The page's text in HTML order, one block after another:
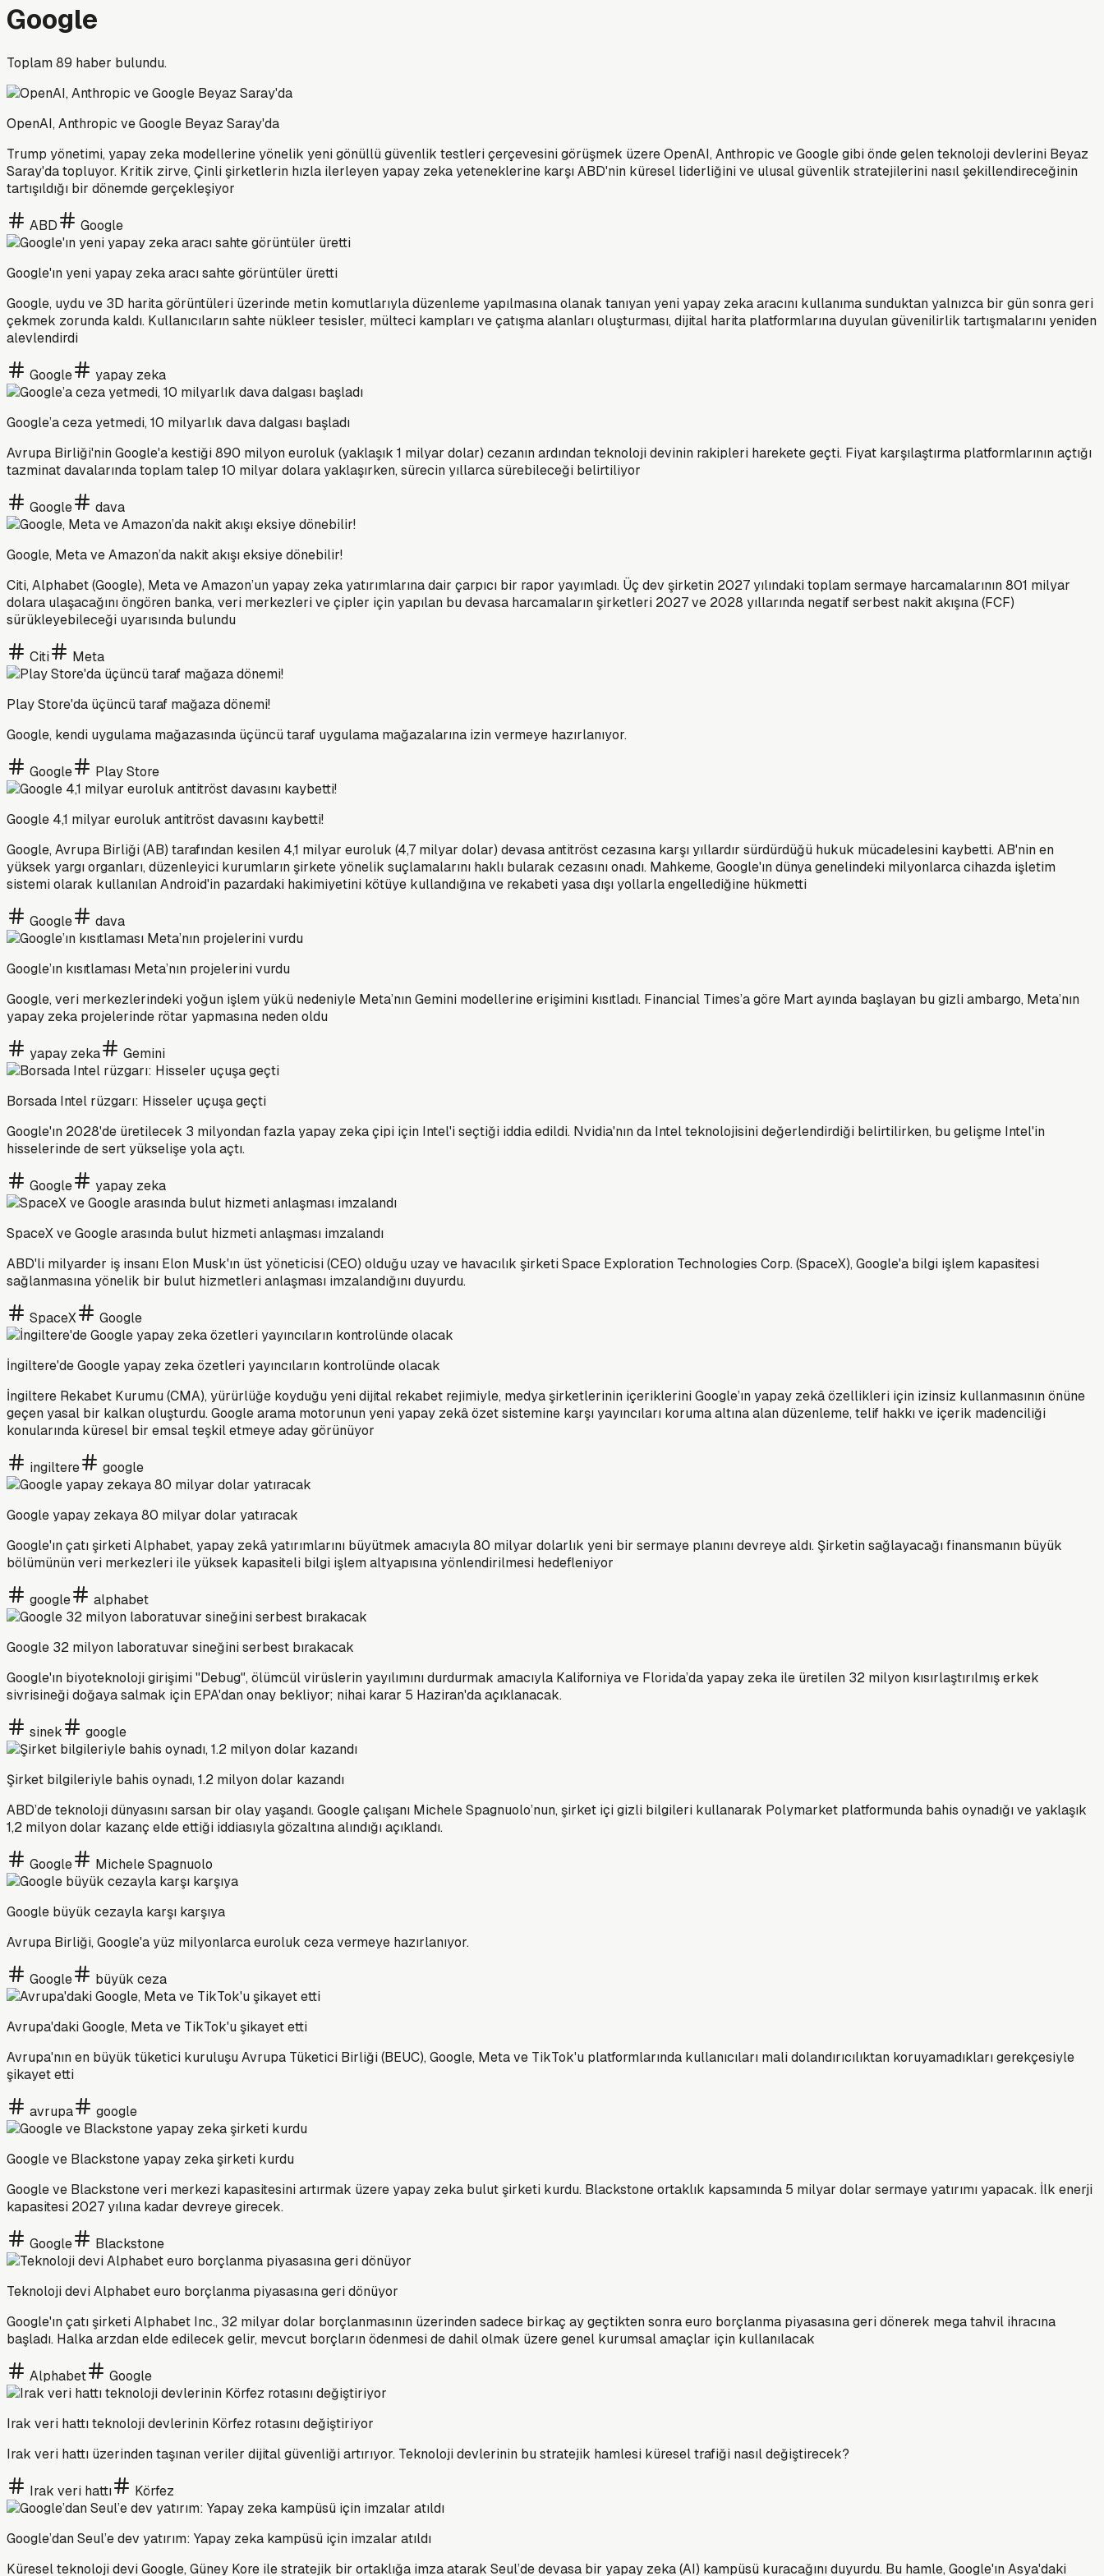
Google
Toplam89 haber bulundu.
OpenAI, Anthropic ve Google Beyaz Saray'da
Trump yönetimi, yapay zeka modellerine yönelik yeni gönüllü güvenlik testleri çerçevesini görüşmek üzere OpenAI, Anthropic ve Google gibi önde gelen teknoloji devlerini Beyaz
Saray'da topluyor. Kritik zirve, Çinli şirketlerin hızla ilerleyen yapay zeka yeteneklerine karşı ABD'nin küresel liderliğini ve ulusal güvenlik stratejilerini nasıl şekillendireceğinin
tartışıldığı bir dönemde gerçekleşiyor
ABD Google
Google'ın yeni yapay zeka aracı sahte görüntüler üretti
Google, uydu ve 3D harita görüntüleri üzerinde metin komutlarıyla düzenleme yapılmasına olanak tanıyan yeni yapay zeka aracını kullanıma sunduktan yalnızca bir gün sonra geri
çekmek zorunda kaldı. Kullanıcıların sahte nükleer tesisler, mülteci kampları ve çatışma alanları oluşturması, dijital harita platformlarına duyulan güvenilirlik tartışmalarını yeniden
alevlendirdi
Google yapay zeka
Google’a ceza yetmedi, 10 milyarlık dava dalgası başladı
Avrupa Birliği'nin Google'a kestiği 890 milyon euroluk (yaklaşık 1 milyar dolar) cezanın ardından teknoloji devinin rakipleri harekete geçti. Fiyat karşılaştırma platformlarının açtığı
tazminat davalarında toplam talep 10 milyar dolara yaklaşırken, sürecin yıllarca sürebileceği belirtiliyor
Google dava
Google, Meta ve Amazon’da nakit akışı eksiye dönebilir!
Citi, Alphabet (Google), Meta ve Amazon’un yapay zeka yatırımlarına dair çarpıcı bir rapor yayımladı. Üç dev şirketin 2027 yılındaki toplam sermaye harcamalarının 801 milyar
dolara ulaşacağını öngören banka, veri merkezleri ve çipler için yapılan bu devasa harcamaların şirketleri 2027 ve 2028 yıllarında negatif serbest nakit akışına (FCF)
sürükleyebileceği uyarısında bulundu
Citi Meta
Play Store'da üçüncü taraf mağaza dönemi!
Google, kendi uygulama mağazasında üçüncü taraf uygulama mağazalarına izin vermeye hazırlanıyor.
Google Play Store
Google 4,1 milyar euroluk antitröst davasını kaybetti!
Google, Avrupa Birliği (AB) tarafından kesilen 4,1 milyar euroluk (4,7 milyar dolar) devasa antitröst cezasına karşı yıllardır sürdürdüğü hukuk mücadelesini kaybetti. AB'nin en
yüksek yargı organları, düzenleyici kurumların şirkete yönelik suçlamalarını haklı bularak cezasını onadı. Mahkeme, Google'ın dünya genelindeki milyonlarca cihazda işletim
sistemi olarak kullanılan Android'in pazardaki hakimiyetini kötüye kullandığına ve rekabeti yasa dışı yollarla engellediğine hükmetti
Google dava
Google’ın kısıtlaması Meta’nın projelerini vurdu
Google, veri merkezlerindeki yoğun işlem yükü nedeniyle Meta’nın Gemini modellerine erişimini kısıtladı. Financial Times’a göre Mart ayında başlayan bu gizli ambargo, Meta’nın
yapay zeka projelerinde rötar yapmasına neden oldu
yapay zeka Gemini
Borsada Intel rüzgarı: Hisseler uçuşa geçti
Google'ın 2028'de üretilecek 3 milyondan fazla yapay zeka çipi için Intel'i seçtiği iddia edildi. Nvidia'nın da Intel teknolojisini değerlendirdiği belirtilirken, bu gelişme Intel'in
hisselerinde de sert yükselişe yola açtı.
Google yapay zeka
SpaceX ve Google arasında bulut hizmeti anlaşması imzalandı
ABD'li milyarder iş insanı Elon Musk'ın üst yöneticisi (CEO) olduğu uzay ve havacılık şirketi Space Exploration Technologies Corp. (SpaceX), Google'a bilgi işlem kapasitesi
sağlanmasına yönelik bir bulut hizmetleri anlaşması imzalandığını duyurdu.
SpaceX Google
İngiltere'de Google yapay zeka özetleri yayıncıların kontrolünde olacak
İngiltere Rekabet Kurumu (CMA), yürürlüğe koyduğu yeni dijital rekabet rejimiyle, medya şirketlerinin içeriklerini Google’ın yapay zekâ özellikleri için izinsiz kullanmasının önüne
geçen yasal bir kalkan oluşturdu. Google arama motorunun yeni yapay zekâ özet sistemine karşı yayıncıları koruma altına alan düzenleme, telif hakkı ve içerik madenciliği
konularında küresel bir emsal teşkil etmeye aday görünüyor
ingiltere google
Google yapay zekaya 80 milyar dolar yatıracak
Google'ın çatı şirketi Alphabet, yapay zekâ yatırımlarını büyütmek amacıyla 80 milyar dolarlık yeni bir sermaye planını devreye aldı. Şirketin sağlayacağı finansmanın büyük
bölümünün veri merkezleri ile yüksek kapasiteli bilgi işlem altyapısına yönlendirilmesi hedefleniyor
google alphabet
Google 32 milyon laboratuvar sineğini serbest bırakacak
Google'ın biyoteknoloji girişimi "Debug", ölümcül virüslerin yayılımını durdurmak amacıyla Kaliforniya ve Florida’da yapay zeka ile üretilen 32 milyon kısırlaştırılmış erkek
sivrisineği doğaya salmak için EPA'dan onay bekliyor; nihai karar 5 Haziran'da açıklanacak.
sinek google
Şirket bilgileriyle bahis oynadı, 1.2 milyon dolar kazandı
ABD’de teknoloji dünyasını sarsan bir olay yaşandı. Google çalışanı Michele Spagnuolo’nun, şirket içi gizli bilgileri kullanarak Polymarket platformunda bahis oynadığı ve yaklaşık
1,2 milyon dolar kazanç elde ettiği iddiasıyla gözaltına alındığı açıklandı.
Google Michele Spagnuolo
Google büyük cezayla karşı karşıya
Avrupa Birliği, Google'a yüz milyonlarca euroluk ceza vermeye hazırlanıyor.
Google büyük ceza
Avrupa'daki Google, Meta ve TikTok'u şikayet etti
Avrupa'nın en büyük tüketici kuruluşu Avrupa Tüketici Birliği (BEUC), Google, Meta ve TikTok'u platformlarında kullanıcıları mali dolandırıcılıktan koruyamadıkları gerekçesiyle
şikayet etti
avrupa google
Google ve Blackstone yapay zeka şirketi kurdu
Google ve Blackstone veri merkezi kapasitesini artırmak üzere yapay zeka bulut şirketi kurdu. Blackstone ortaklık kapsamında 5 milyar dolar sermaye yatırımı yapacak. İlk enerji
kapasitesi 2027 yılına kadar devreye girecek.
Google Blackstone
Teknoloji devi Alphabet euro borçlanma piyasasına geri dönüyor
Google'ın çatı şirketi Alphabet Inc., 32 milyar dolar borçlanmasının üzerinden sadece birkaç ay geçtikten sonra euro borçlanma piyasasına geri dönerek mega tahvil ihracına
başladı. Halka arzdan elde edilecek gelir, mevcut borçların ödenmesi de dahil olmak üzere genel kurumsal amaçlar için kullanılacak
Alphabet Google
Irak veri hattı teknoloji devlerinin Körfez rotasını değiştiriyor
Irak veri hattı üzerinden taşınan veriler dijital güvenliği artırıyor. Teknoloji devlerinin bu stratejik hamlesi küresel trafiği nasıl değiştirecek?
Irak veri hattı Körfez
Google’dan Seul’e dev yatırım: Yapay zeka kampüsü için imzalar atıldı
Küresel teknoloji devi Google, Güney Kore ile stratejik bir ortaklığa imza atarak Seul’de devasa bir yapay zeka (AI) kampüsü kuracağını duyurdu. Bu hamle, Google'ın Asya'daki